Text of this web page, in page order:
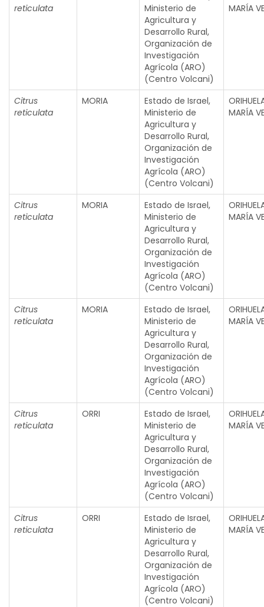
reticulata
Ministerio de
Agricultura y
Desarrollo Rural,
Organización de
Investigación
Agrícola (ARO)
(Centro Volcani)
MARÍA
Citrus
reticulata
MORIA
Estado de Israel,
Ministerio de
Agricultura y
Desarrollo Rural,
Organización de
Investigación
Agrícola (ARO)
(Centro Volcani)
MARÍA
Citrus
reticulata
MORIA
Estado de Israel,
Ministerio de
Agricultura y
Desarrollo Rural,
Organización de
Investigación
Agrícola (ARO)
(Centro Volcani)
MARÍA
Citrus
reticulata
MORIA
Estado de Israel,
Ministerio de
Agricultura y
Desarrollo Rural,
Organización de
Investigación
Agrícola (ARO)
(Centro Volcani)
MARÍA
Citrus
reticulata
ORRI
Estado de Israel,
Ministerio de
Agricultura y
Desarrollo Rural,
Organización de
Investigación
Agrícola (ARO)
(Centro Volcani)
MARÍA
Citrus
reticulata
ORRI
Estado de Israel,
Ministerio de
Agricultura y
Desarrollo Rural,
Organización de
Investigación
Agrícola (ARO)
(Centro Volcani)
MARÍA